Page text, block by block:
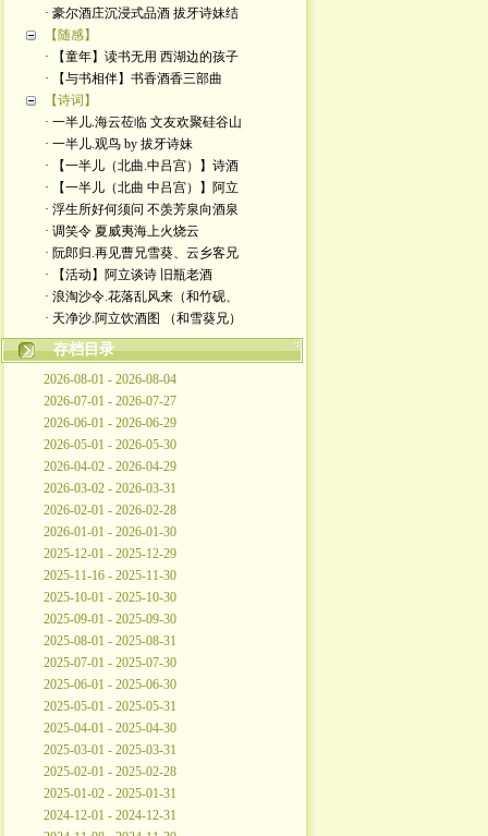
· 豪尔酒庄沉浸式品酒 拔牙诗妹结
【随感】
· 【童年】读书无用 西湖边的孩子
· 【与书相伴】书香酒香三部曲
【诗词】
· 一半儿.海云莅临 文友欢聚硅谷山
· 一半儿.观鸟 by 拔牙诗妹
· 【一半儿（北曲.中吕宫）】诗酒
· 【一半儿（北曲 中吕宫）】阿立
· 浮生所好何须问 不羡芳泉向酒泉
· 调笑令 夏威夷海上火烧云
· 阮郎归.再见曹兄雪葵、云乡客兄
· 【活动】阿立谈诗 旧瓶老酒
· 浪淘沙令.花落乱风来（和竹砚、
· 天净沙.阿立饮酒图 （和雪葵兄）
存档目录
2026-08-01 - 2026-08-04
2026-07-01 - 2026-07-27
2026-06-01 - 2026-06-29
2026-05-01 - 2026-05-30
2026-04-02 - 2026-04-29
2026-03-02 - 2026-03-31
2026-02-01 - 2026-02-28
2026-01-01 - 2026-01-30
2025-12-01 - 2025-12-29
2025-11-16 - 2025-11-30
2025-10-01 - 2025-10-30
2025-09-01 - 2025-09-30
2025-08-01 - 2025-08-31
2025-07-01 - 2025-07-30
2025-06-01 - 2025-06-30
2025-05-01 - 2025-05-31
2025-04-01 - 2025-04-30
2025-03-01 - 2025-03-31
2025-02-01 - 2025-02-28
2025-01-02 - 2025-01-31
2024-12-01 - 2024-12-31